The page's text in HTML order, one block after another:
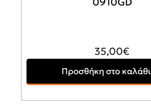
35,00€
Προσθήκη στο καλάθι